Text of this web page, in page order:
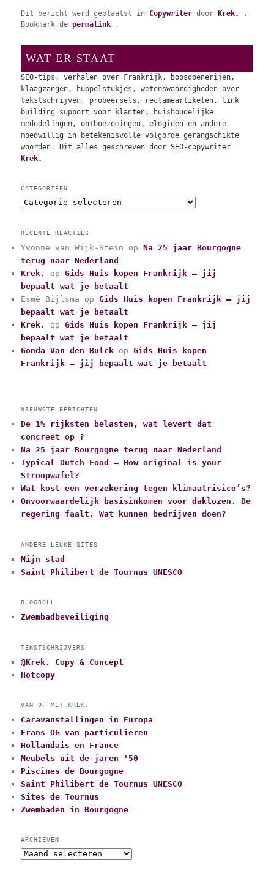
Dit bericht werd geplaatst inCopywriter door Krek.
.
Bookmark depermalink .
WAT ER STAAT
SEO-tips, verhalen over Frankrijk, boosdoenerijen,
klaagzangen, huppelstukjes, wetenswaardigheden over
tekstschrijven, probeersels, reclameartikelen, link
building support voor klanten, huishoudelijke
mededelingen, ontboezemingen, elogieën en andere
moedwillig in betekenisvolle volgorde gerangschikte
woorden. Dit alles geschreven door SEO-copywriter
Krek.
CATEGORIEËN
C
e
g
o
r
i
e
ë
RECENTE REACTIES
Yvonne van Wijk-Stein opNa 25 jaar Bourgogne
terug naar Nederland
Krek.
opGids Huis kopen Frankrijk – jij
bepaalt wat je betaalt
Esmé Bijlsma opGids Huis kopen Frankrijk – jij
bepaalt wat je betaalt
Krek.
opGids Huis kopen Frankrijk – jij
bepaalt wat je betaalt
Gonda Van den Bulck opGids Huis kopen
Frankrijk – jij bepaalt wat je betaalt
NIEUWSTE BERICHTEN
De 1% rijksten belasten, wat levert dat
concreet op ?
Na 25 jaar Bourgogne terug naar Nederland
Typical Dutch Food – How original is your
Stroopwafel?
Wat kost een verzekering tegen klimaatrisico’s?
Onvoorwaardelijk basisinkomen voor daklozen. De
regering faalt. Wat kunnen bedrijven doen?
ANDERE LEUKE SITES
Mijn stad
Saint Philibert de Tournus UNESCO
BLOGROLL
Zwembadbeveiliging
TEKSTSCHRIJVERS
@Krek. Copy & Concept
Hotcopy
VAN OF MET KREK.
Caravanstallingen in Europa
Frans OG van particulieren
Hollandais en France
Meubels uit de jaren '50
Piscines de Bourgogne
Saint Philibert de Tournus UNESCO
Sites de Tournus
Zwembaden in Bourgogne
ARCHIEVEN
A